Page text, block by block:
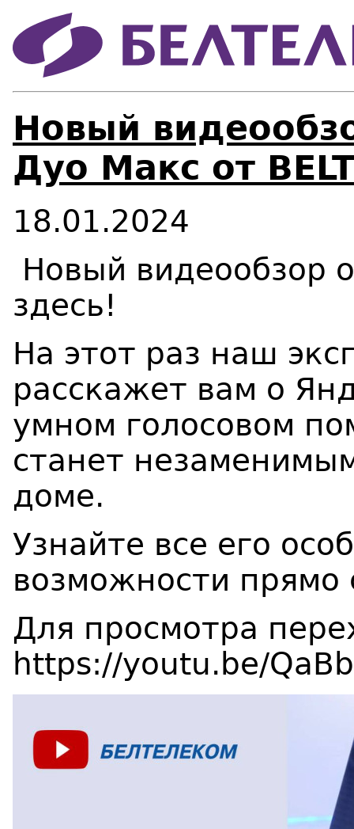
Новый
Дуо Макс от
18.01.2024
Новый видеообзор
здесь!
На этот раз наш
расскажет вам о
умном голосовом
станет
доме.
Узнайте все его
возможности прямо
Для просмотра
https://youtu.be/